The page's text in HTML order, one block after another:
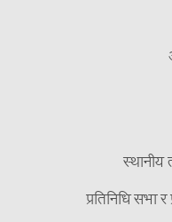
स्थानीय
प्रतिनिधि सभा